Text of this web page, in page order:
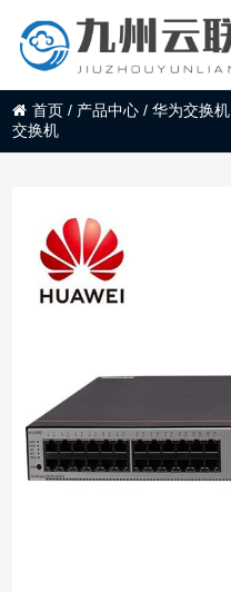
首页 / 产品中心 /华为交换机
交换机